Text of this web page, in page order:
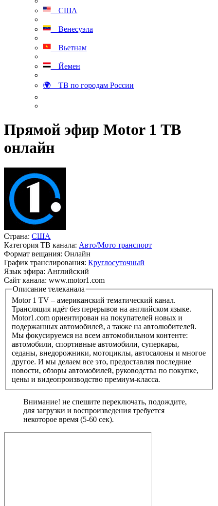
США
Венесуэла
Вьетнам
Йемен
🌍 ТВ по городам России
Прямой эфир Motor 1 ТВ
онлайн
Страна: США
Категория ТВ канала: Авто/Мото транспорт
Формат вещания: Онлайн
График транслирования: Круглосуточный
Язык эфира: Английский
Сайт канала: www.motor1.com
Описание телеканала
Motor 1 TV – американский тематический канал.
Трансляция идёт без перерывов на английском языке.
Motor1.com ориентирован на покупателей новых и
подержанных автомобилей, а также на автолюбителей.
Мы фокусируемся на всем автомобильном контенте:
автомобили, спортивные автомобили, суперкары,
седаны, внедорожники, мотоциклы, автосалоны и многое
другое. И мы делаем все это, предоставляя последние
новости, обзоры автомобилей, руководства по покупке,
цены и видеопроизводство премиум-класса.
Внимание! не спешите переключать, подождите,
для загрузки и воспроизведения требуется
некоторое время (5-60 сек).